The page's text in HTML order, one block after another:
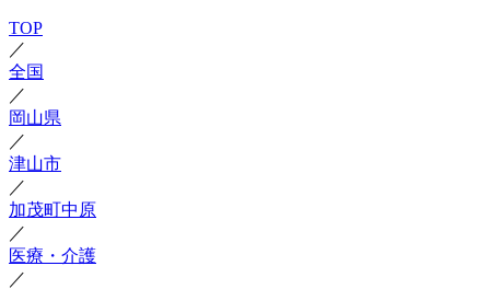
TOP
／
全国
／
岡山県
／
津山市
／
加茂町中原
／
医療・介護
／